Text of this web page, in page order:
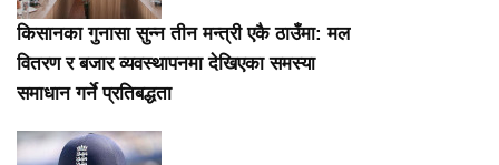
किसानका गुनासा सुन्न तीन मन्त्री एकै ठाउँमा: मल
वितरण र बजार व्यवस्थापनमा देखिएका समस्या
समाधान गर्ने प्रतिबद्धता